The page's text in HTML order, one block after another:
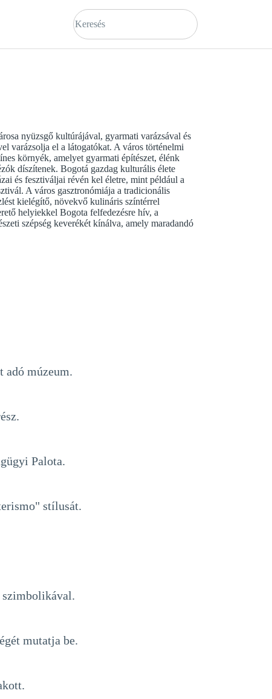
nyüzsgő kultúrájával, gyarmati varázsával és
varázsolja el a látogatókat. A város történelmi
környék, amelyet gyarmati építészet, élénk
díszítenek. Bogotá gazdag kulturális élete
és fesztiváljai révén kel életre, mint például a
A város gasztronómiája a tradicionális
kielégítő, növekvő kulináris színtérrel
helyiekkel Bogota felfedezésre hív, a
szépség keverékét kínálva, amely maradandó
adó múzeum.
Palota.
stílusát.
szimbolikával.
mutatja be.